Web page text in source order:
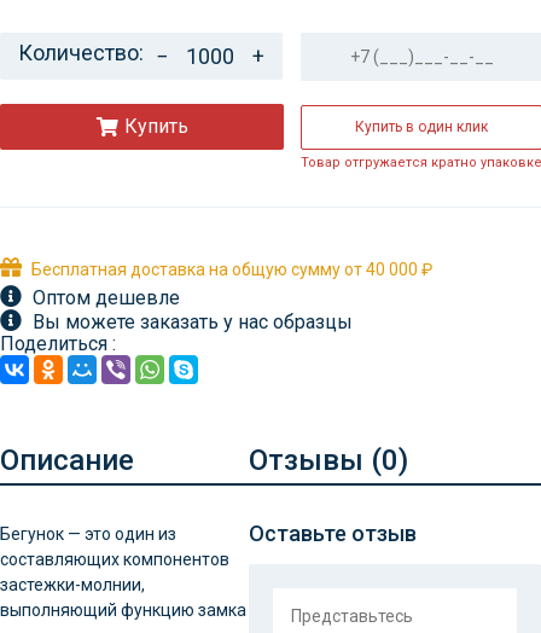
Количество: − +
Купить Купить в один клик
Товар отгружается кратно упаковке
Бесплатная доставка на общую сумму от 40 000 ₽
Оптом дешевле
Вы можете заказать у нас образцы
Поделиться :
Описание
Бегунок — это один из
составляющих компонентов
застежки-молнии,
выполняющий функцию замка
Отзывы (0)
Оставьте отзыв